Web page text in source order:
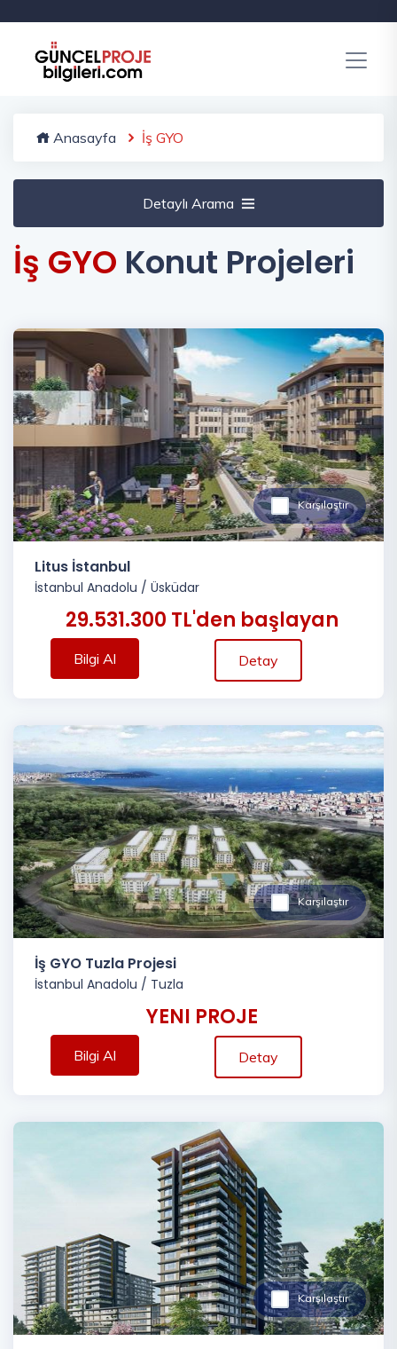
Anasayfa İş GYO
Detaylı Arama
İş GYO Konut Projeleri
Karşılaştır
Litus İstanbul
İstanbul Anadolu / Üsküdar
29.531.300 TL'den başlayan
Bilgi Al Detay
Karşılaştır
İş GYO Tuzla Projesi
İstanbul Anadolu / Tuzla
YENI PROJE
Bilgi Al Detay
Karşılaştır